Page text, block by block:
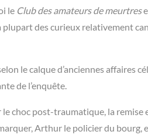
le Club des amateurs de meurtres
des curieux relativement
le calque d’anciennes affaires
de l’enquête.
choc post-traumatique, la
Arthur le policier du bourg,